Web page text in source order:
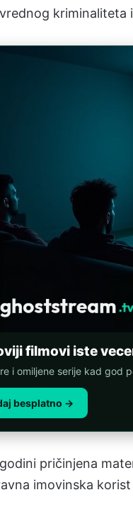
kriminaliteta
filmovi iste
i omiljene serije kad god
besplatno →
godini pričinjena
imovinska